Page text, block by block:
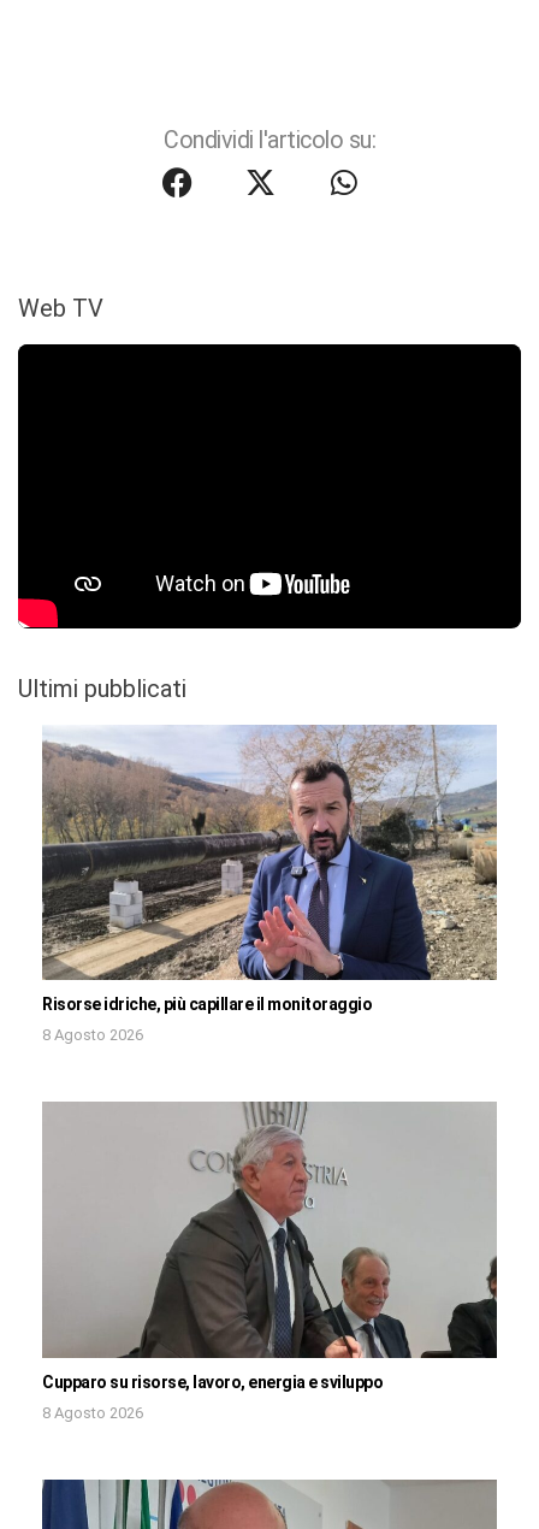
Condividi l'articolo su:
Web TV
Ultimi pubblicati
Risorse idriche, più capillare il monitoraggio
8 Agosto 2026
Cupparo su risorse, lavoro, energia e sviluppo
8 Agosto 2026